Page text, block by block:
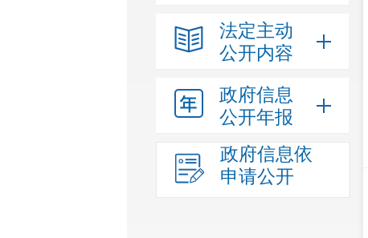
法定主动
公开内容
政府信息
公开年报
政府信息依
申请公开